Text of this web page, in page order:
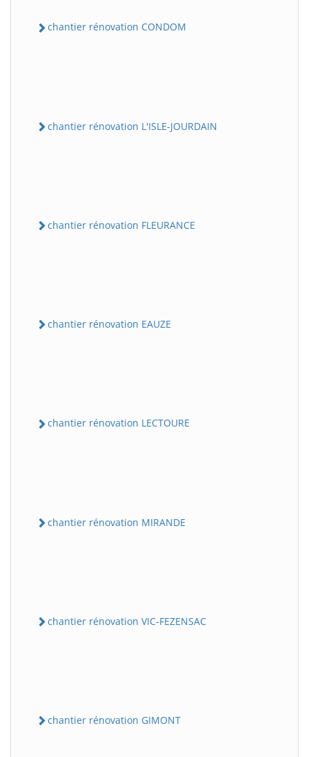
chantier rénovation CONDOM
chantier rénovation L'ISLE-JOURDAIN
chantier rénovation FLEURANCE
chantier rénovation EAUZE
chantier rénovation LECTOURE
chantier rénovation MIRANDE
chantier rénovation VIC-FEZENSAC
chantier rénovation GIMONT